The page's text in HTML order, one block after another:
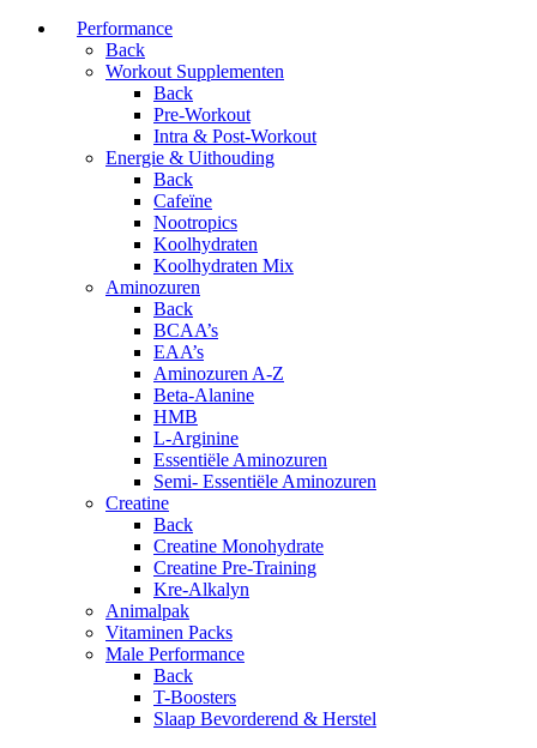
Performance
Back
Workout Supplementen
Back
Pre-Workout
Intra & Post-Workout
Energie & Uithouding
Back
Cafeïne
Nootropics
Koolhydraten
Koolhydraten Mix
Aminozuren
Back
BCAA’s
EAA’s
Aminozuren A-Z
Beta-Alanine
HMB
L-Arginine
Essentiële Aminozuren
Semi- Essentiële Aminozuren
Creatine
Back
Creatine Monohydrate
Creatine Pre-Training
Kre-Alkalyn
Animalpak
Vitaminen Packs
Male Performance
Back
T-Boosters
Slaap Bevorderend & Herstel